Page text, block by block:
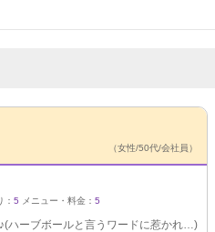
（女性/50代/会社員）
： 5 メニュー・料金： 5
ハーブボールと言うワードに惹かれ…)